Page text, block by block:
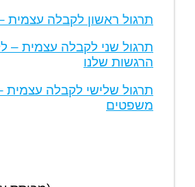
תרגול ראשון לקבלה עצמית
תרגול שני לקבלה עצמית –
הרגשות שלנו
תרגול שלישי לקבלה
משפטים